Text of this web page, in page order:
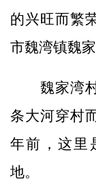
的兴旺而繁
市魏湾镇魏家
魏家湾村
条大河穿村
年前，这里
地。